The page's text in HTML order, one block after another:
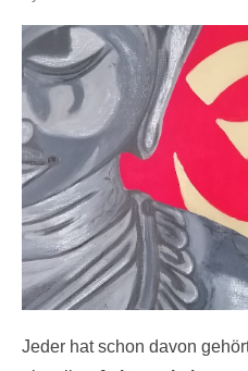
Jeder hat schon davon